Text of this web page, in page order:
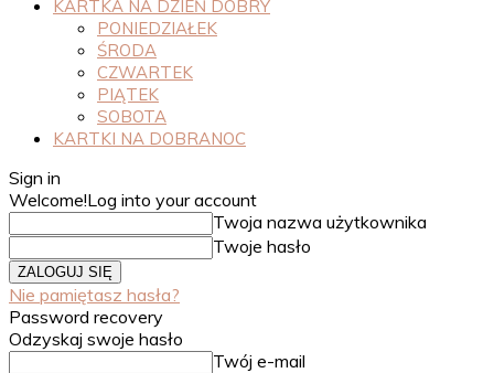
KARTKA NA DZIEŃ DOBRY
PONIEDZIAŁEK
ŚRODA
CZWARTEK
PIĄTEK
SOBOTA
KARTKI NA DOBRANOC
Sign in
Welcome!Log into your account
Twoja nazwa użytkownika
Twoje hasło
Nie pamiętasz hasła?
Password recovery
Odzyskaj swoje hasło
Twój e-mail